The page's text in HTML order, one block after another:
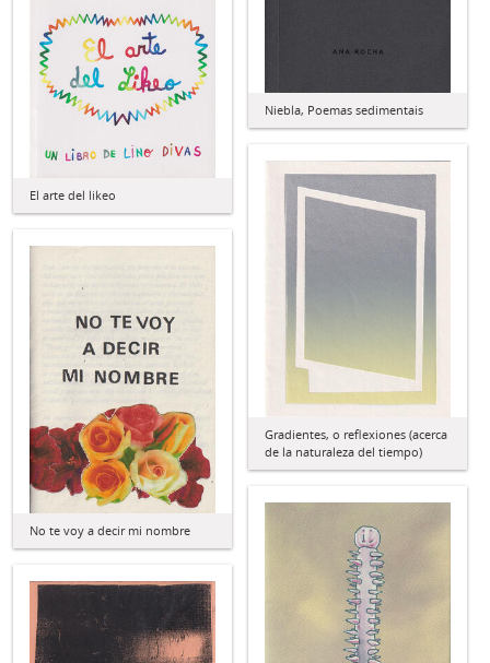
Niebla, Poemas sedimentais
El arte del likeo
Gradientes, o reflexiones (acerca
de la naturaleza del tiempo)
No te voy a decir mi nombre